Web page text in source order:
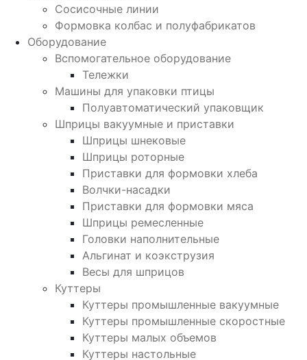
Сосисочные линии
Формовка колбас и полуфабрикатов
Оборудование
Вспомогательное оборудование
Тележки
Машины для упаковки птицы
Полуавтоматический упаковщик
Шприцы вакуумные и приставки
Шприцы шнековые
Шприцы роторные
Приставки для формовки хлеба
Волчки-насадки
Приставки для формовки мяса
Шприцы ремесленные
Головки наполнительные
Альгинат и коэкструзия
Весы для шприцов
Куттеры
Куттеры промышленные вакуумные
Куттеры промышленные скоростные
Куттеры малых объемов
Куттеры настольные